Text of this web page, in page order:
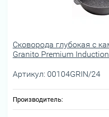
Сковорода глубокая с
Granito Premium
Артикул: 00104GRIN/24
Производитель: